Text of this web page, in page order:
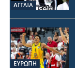
ΑΓΓΛΙΑ
ΕΥΡΩΠΗ